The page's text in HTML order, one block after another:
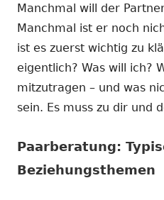
Manchmal will der
Manchmal ist er noch
ist es zuerst wichtig zu
eigentlich? Was will ich?
mitzutragen – und was
sein. Es muss zu dir und
Paarberatung:
Beziehungsthemen